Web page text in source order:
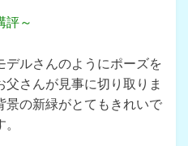
評～
デルさんのようにポーズを
さんが見事に切り取りま
景の新緑がとてもきれいで
。